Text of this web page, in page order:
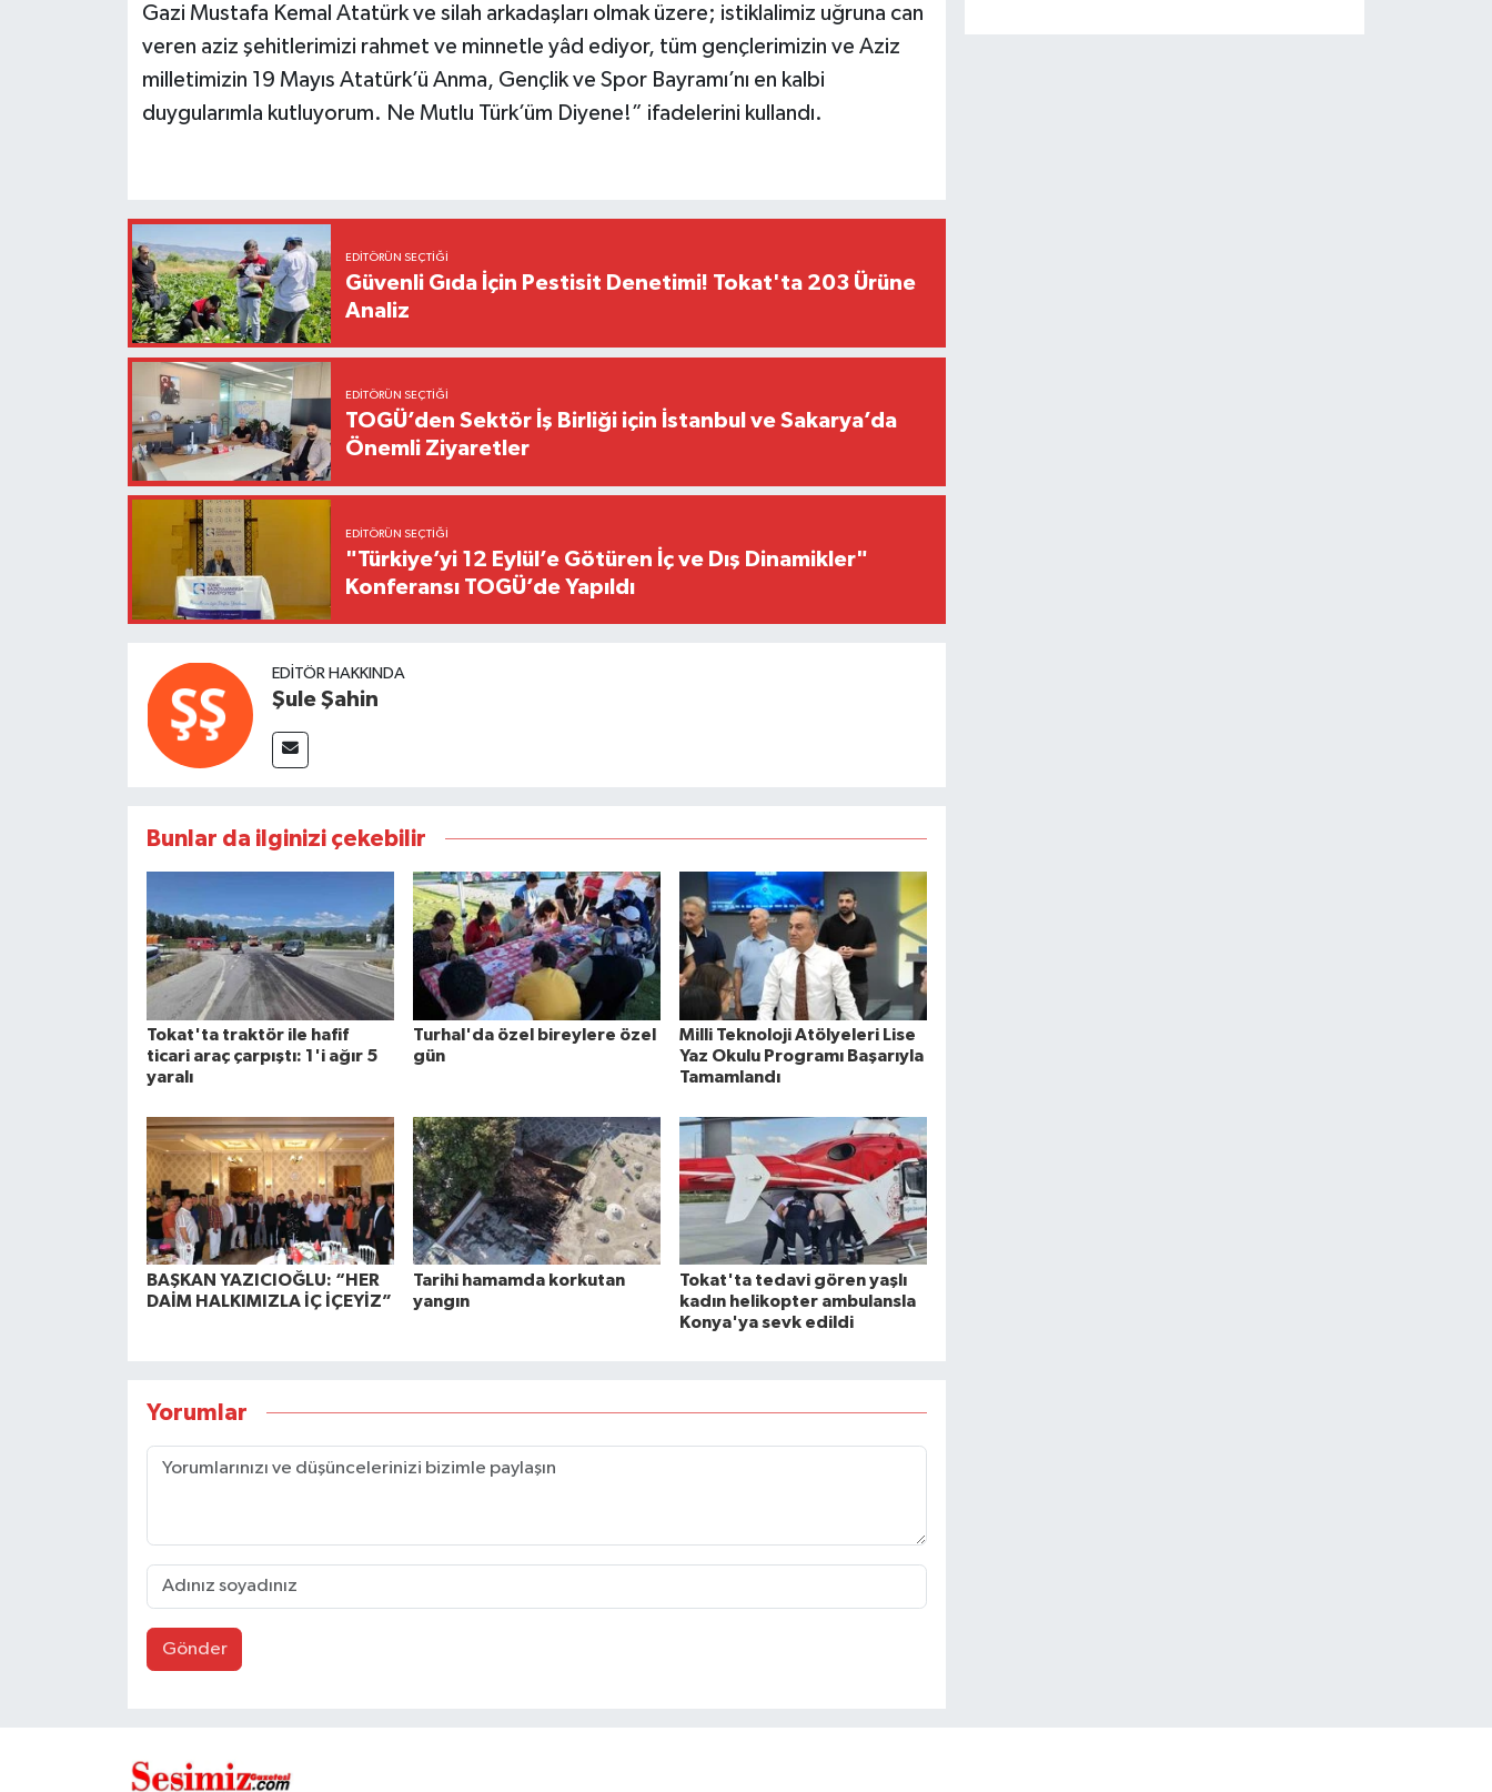
Gazi Mustafa Kemal Atatürk ve silah arkadaşları olmak üzere; istiklalimiz uğruna can
veren aziz şehitlerimizi rahmet ve minnetle yâd ediyor, tüm gençlerimizin ve Aziz
milletimizin 19 Mayıs Atatürk’ü Anma, Gençlik ve Spor Bayramı’nı en kalbi
duygularımla kutluyorum. Ne Mutlu Türk’üm Diyene!” ifadelerini kullandı.
EDITÖRÜN SEÇTIĞI
Güvenli Gıda İçin Pestisit Denetimi! Tokat'ta 203 Ürüne
Analiz
EDITÖRÜN SEÇTIĞI
TOGÜ’den Sektör İş Birliği için İstanbul ve Sakarya’da
Önemli Ziyaretler
EDITÖRÜN SEÇTIĞI
"Türkiye’yi 12 Eylül’e Götüren İç ve Dış Dinamikler"
Konferansı TOGÜ’de Yapıldı
EDITÖR HAKKINDA
Şule Şahin
Bunlar da ilginizi çekebilir
Tokat'ta traktör ile hafif
ticari araç çarpıştı: 1'i ağır 5
yaralı
Turhal'da özel bireylere özel
gün
Milli Teknoloji Atölyeleri Lise
Yaz Okulu Programı Başarıyla
Tamamlandı
BAŞKAN YAZICIOĞLU: “HER
DAİM HALKIMIZLA İÇ İÇEYİZ”
Tarihi hamamda korkutan
yangın
Tokat'ta tedavi gören yaşlı
kadın helikopter ambulansla
Konya'ya sevk edildi
Yorumlar
Gönder